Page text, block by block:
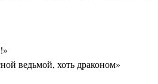
ведьмой, хоть драконом»